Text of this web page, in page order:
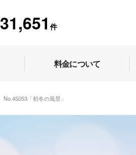
31,651 件
料金について
No.45053「初冬の風景」